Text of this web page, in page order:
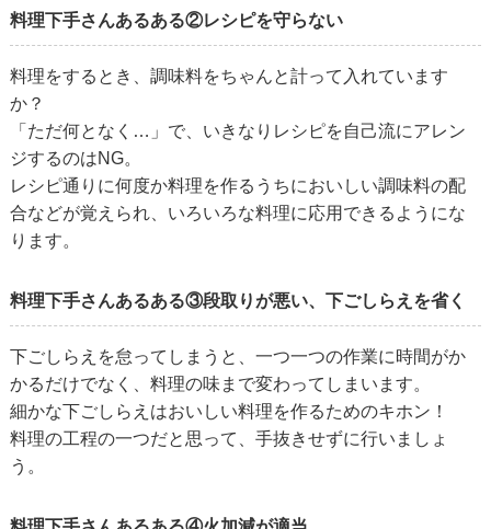
料理下手さんあるある②レシピを守らない
料理をするとき、調味料をちゃんと計って入れています
か？
「ただ何となく…」で、いきなりレシピを自己流にアレン
ジするのはNG。
レシピ通りに何度か料理を作るうちにおいしい調味料の配
合などが覚えられ、いろいろな料理に応用できるようにな
ります。
料理下手さんあるある③段取りが悪い、下ごしらえを省く
下ごしらえを怠ってしまうと、一つ一つの作業に時間がか
かるだけでなく、料理の味まで変わってしまいます。
細かな下ごしらえはおいしい料理を作るためのキホン！
料理の工程の一つだと思って、手抜きせずに行いましょ
う。